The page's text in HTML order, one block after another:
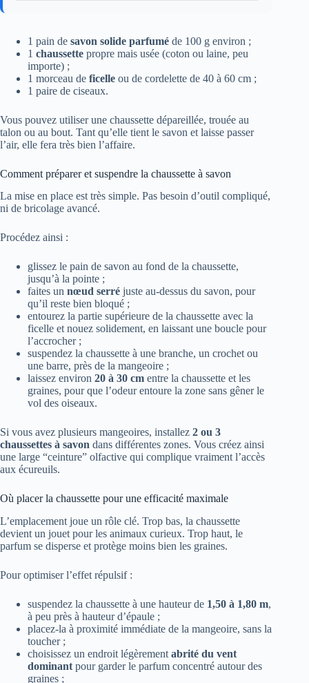
1 pain de savon solide parfumé de 100 g environ ;
1 chaussette propre mais usée (coton ou laine, peu
importe) ;
1 morceau de ficelle ou de cordelette de 40 à 60 cm ;
1 paire de ciseaux.
Vous pouvez utiliser une chaussette dépareillée, trouée au
talon ou au bout. Tant qu’elle tient le savon et laisse passer
l’air, elle fera très bien l’affaire.
Comment préparer et suspendre la chaussette à savon
La mise en place est très simple. Pas besoin d’outil compliqué,
ni de bricolage avancé.
Procédez ainsi :
glissez le pain de savon au fond de la chaussette,
jusqu’à la pointe ;
faites un nœud serré juste au-dessus du savon, pour
qu’il reste bien bloqué ;
entourez la partie supérieure de la chaussette avec la
ficelle et nouez solidement, en laissant une boucle pour
l’accrocher ;
suspendez la chaussette à une branche, un crochet ou
une barre, près de la mangeoire ;
laissez environ 20 à 30 cm entre la chaussette et les
graines, pour que l’odeur entoure la zone sans gêner le
vol des oiseaux.
Si vous avez plusieurs mangeoires, installez 2 ou 3
chaussettes à savon dans différentes zones. Vous créez ainsi
une large “ceinture” olfactive qui complique vraiment l’accès
aux écureuils.
Où placer la chaussette pour une efficacité maximale
L’emplacement joue un rôle clé. Trop bas, la chaussette
devient un jouet pour les animaux curieux. Trop haut, le
parfum se disperse et protège moins bien les graines.
Pour optimiser l’effet répulsif :
suspendez la chaussette à une hauteur de 1,50 à 1,80 m,
à peu près à hauteur d’épaule ;
placez-la à proximité immédiate de la mangeoire, sans la
toucher ;
choisissez un endroit légèrement abrité du vent
dominant pour garder le parfum concentré autour des
graines ;